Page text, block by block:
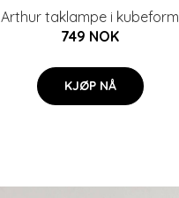
Arthur taklampe i kubeform
749 NOK
KJØP NÅ